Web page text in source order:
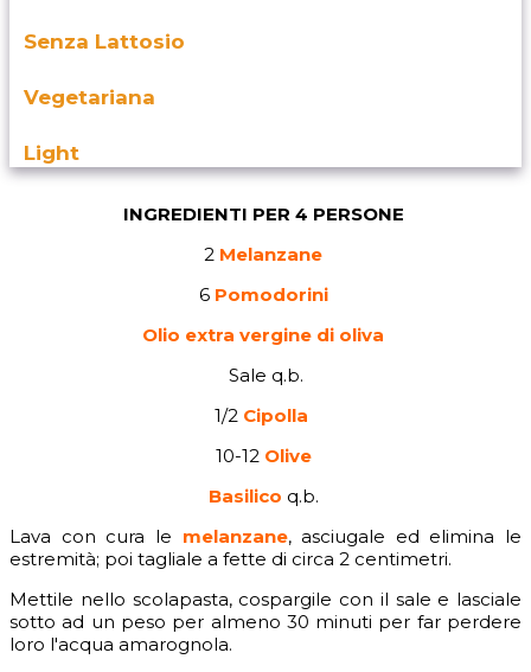
Senza Lattosio
Vegetariana
Light
INGREDIENTI PER 4 PERSONE
2 Melanzane
6 Pomodorini
Olio extra vergine di oliva
Sale q.b.
1/2 Cipolla
10-12 Olive
Basilico q.b.
Lava con cura le melanzane, asciugale ed elimina le
estremità; poi tagliale a fette di circa 2 centimetri.
Mettile nello scolapasta, cospargile con il sale e lasciale
sotto ad un peso per almeno 30 minuti per far perdere
loro l'acqua amarognola.